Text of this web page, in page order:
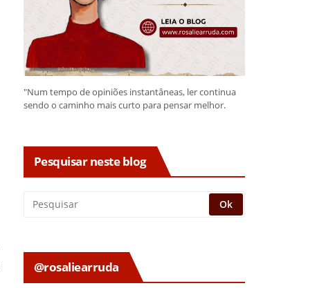
"Num tempo de opiniões instantâneas, ler continua
sendo o caminho mais curto para pensar melhor.
Pesquisar neste blog
@rosaliearruda